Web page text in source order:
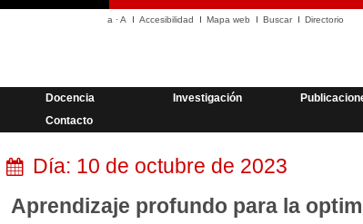
a ·A Accesibilidad Mapa web Buscar Directorio
Docencia Investigación
Contacto
Día: 10 de octubre de 2023
Aprendizaje profundo para la